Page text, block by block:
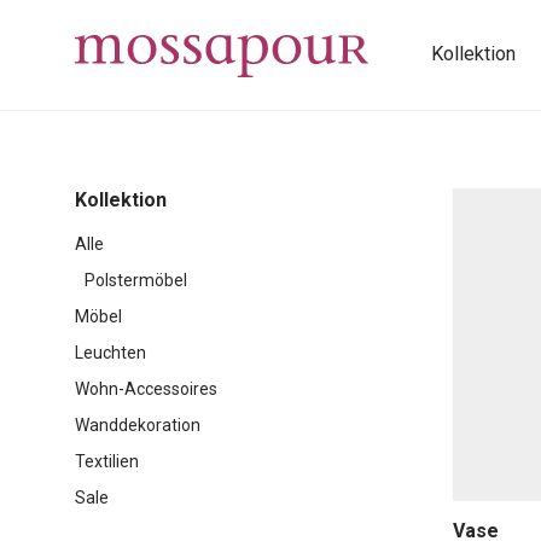
Kollektion
Kollektion
Alle
Polstermöbel
Möbel
Leuchten
Wohn-Accessoires
Wanddekoration
Textilien
Sale
Vase